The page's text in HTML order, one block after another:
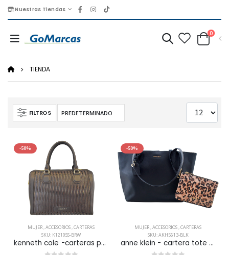
Nuestras Tiendas
0
TIENDA
FILTROS
-50%
MUJER,ACCESORIOS,CARTERAS
SKU: K1210SS-BRW
kenneth cole -carteras para mujer
-50%
MUJER,ACCESORIOS,CARTERAS
SKU: AKH5613-BLK
anne klein - cartera tote para mujer